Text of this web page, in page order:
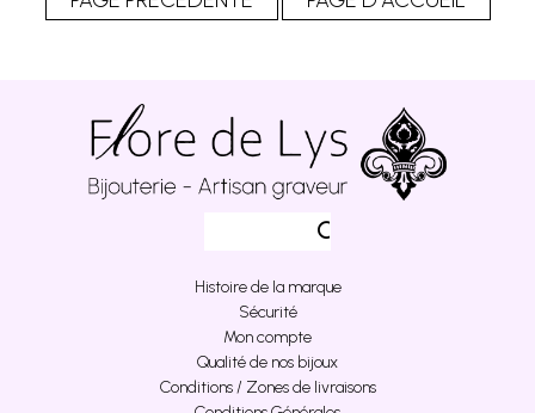
Histoire de la marque
Sécurité
Mon compte
Qualité de nos bijoux
Conditions / Zones de livraisons